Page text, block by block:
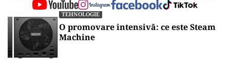
Decizie cu miză uriașă: SUA discută
extinderea prezenței nucleare în
Europa